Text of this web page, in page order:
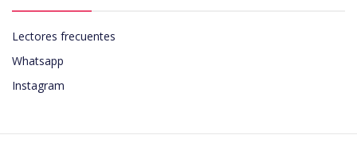
Lectores frecuentes
Whatsapp
Instagram